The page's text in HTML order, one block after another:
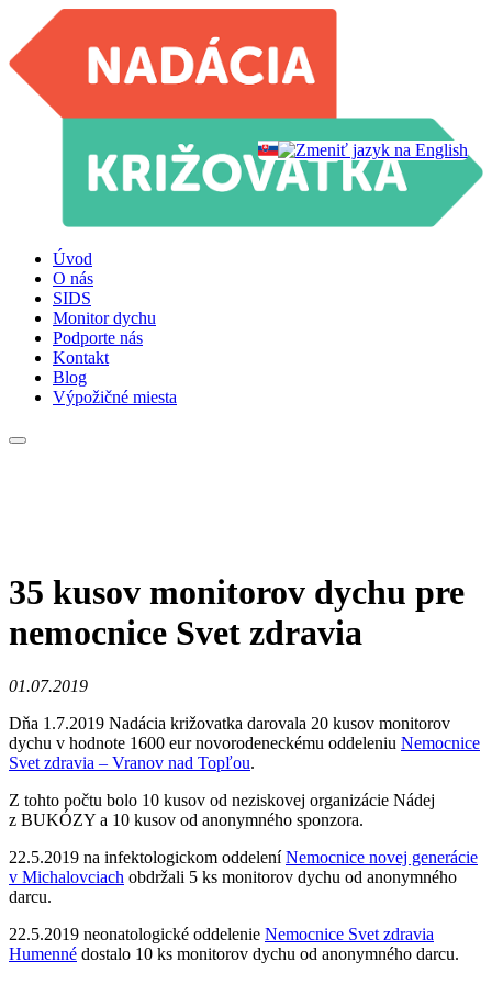
Úvod
O nás
SIDS
Monitor dychu
Podporte nás
Kontakt
Blog
Výpožičné miesta
35 kusov monitorov dychu pre
nemocnice Svet zdravia
01.07.2019
Dňa 1.7.2019 Nadácia križovatka darovala 20 kusov monitorov
dychu v hodnote 1600 eur novorodeneckému oddeleniu Nemocnice
Svet zdravia – Vranov nad Topľou.
Z tohto počtu bolo 10 kusov od neziskovej organizácie Nádej
z BUKÓZY a 10 kusov od anonymného sponzora.
22.5.2019 na infektologickom oddeleníNemocnice novej generácie
v Michalovciach obdržali 5 ks monitorov dychu od anonymného
darcu.
22.5.2019 neonatologické oddelenie Nemocnice Svet zdravia
Humenné dostalo 10 ks monitorov dychu od anonymného darcu.